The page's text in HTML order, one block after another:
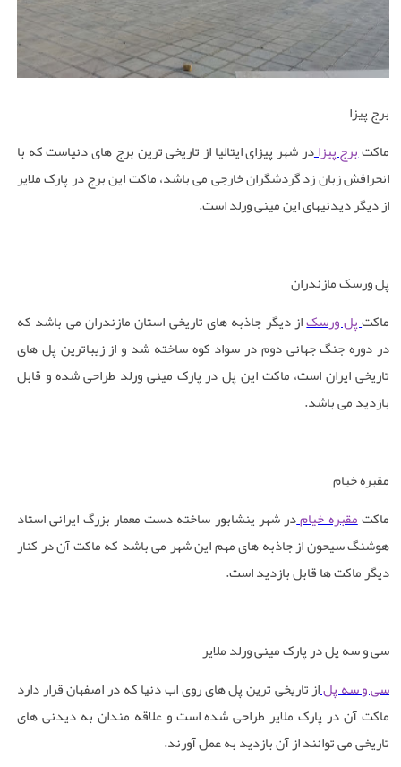
برج پیزا
ماکتبرج پیزادر شهر پیزای ایتالیا از تاریخی ترین برج های دنیاست که با
انحرافش زبان زد گردشگران خارجی می باشد، ماکت این برج در پارک ملایر
از دیگر دیدنیهای این مینی ورلد است.
پل ورسک مازندران
ماکتپل ورسکاز دیگر جاذبه های تاریخی استان مازندران می باشد که
در دوره جنگ جهانی دوم در سواد کوه ساخته شد و از زیباترین پل های
تاریخی ایران است، ماکت این پل در پارک مینی ورلد طراحی شده و قابل
بازدید می باشد.
مقبره خیام
ماکتمقبره خیامدر شهر ینشابور ساخته دست معمار بزرگ ایرانی استاد
هوشنگ سیحون از جاذبه های مهم این شهر می باشد که ماکت آن در کنار
دیگر ماکت ها قابل بازدید است.
سی و سه پل در پارک مینی ورلد ملایر
سی و سه پلاز تاریخی ترین پل های روی اب دنیا که در اصفهان قرار دارد
ماکت آن در پارک ملایر طراحی شده است و علاقه مندان به دیدنی های
تاریخی می توانند از آن بازدید به عمل آورند.